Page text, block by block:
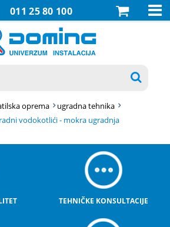
011 25 80 100 

oprema
ugradna tehnika
vodokotlići - mokra ugradnja
TEHNIČKE KONSULTACIJE